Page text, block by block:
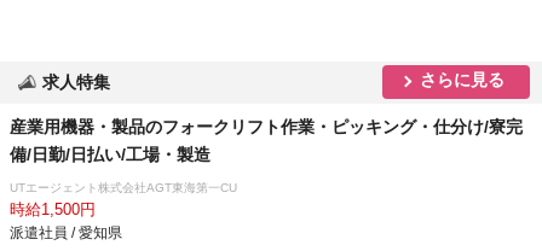
求人特集 さらに見る
産業用機器・製品のフォークリフト作業・ピッキング・仕分け/寮完
備/日勤/日払い/工場・製造
UTエージェント株式会社AGT東海第一CU
時給1,500円
派遣社員 / 愛知県